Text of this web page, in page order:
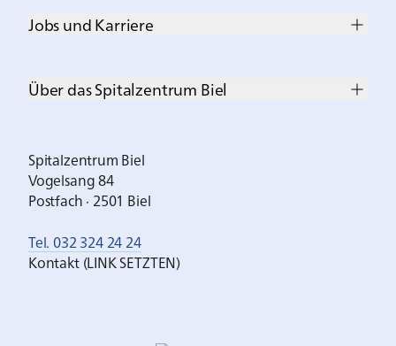
Jobs und Karriere
Über das Spitalzentrum Biel
Spitalzentrum Biel
Vogelsang 84
Postfach · 2501 Biel
Tel. 032 324 24 24
Kontakt (LINK SETZTEN)